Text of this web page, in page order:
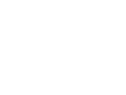
TRƯỚC KHI ĐẾN LẤY